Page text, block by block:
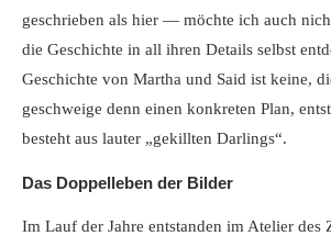
geschrieben als hier — möchte ich auch
die Geschichte in all ihren Details selbst
Geschichte von Martha und Said ist keine,
geschweige denn einen konkreten Plan,
besteht aus lauter „gekillten Darlings“.
Das Doppelleben der Bilder
Im Lauf der Jahre entstanden im Atelier des